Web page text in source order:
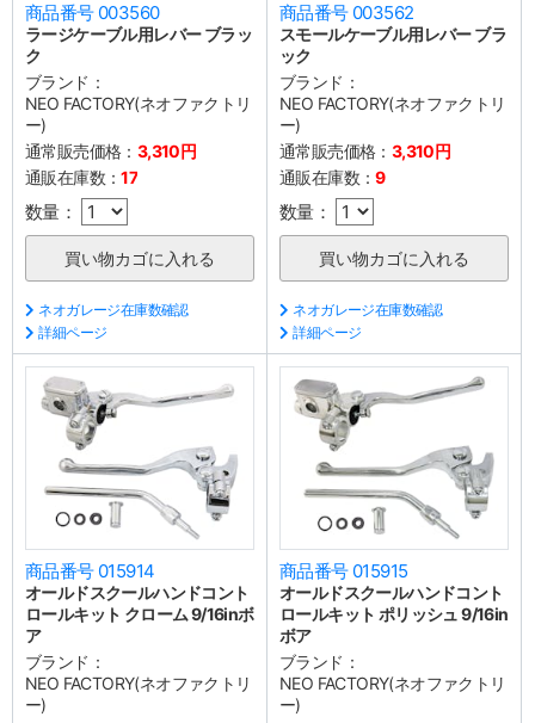
商品番号 003560
ラージケーブル用レバー ブラッ
ク
ブランド：
NEO FACTORY(ネオファクトリ
ー)
通常販売価格： 3,310円
通販在庫数：17
数量：
ネオガレージ在庫数確認
詳細ページ
商品番号 003562
スモールケーブル用レバー ブラ
ック
ブランド：
NEO FACTORY(ネオファクトリ
ー)
通常販売価格： 3,310円
通販在庫数：9
数量：
ネオガレージ在庫数確認
詳細ページ
商品番号 015914
オールドスクールハンドコント
ロールキット クローム 9/16inボ
ア
ブランド：
NEO FACTORY(ネオファクトリ
ー)
商品番号 015915
オールドスクールハンドコント
ロールキット ポリッシュ 9/16in
ボア
ブランド：
NEO FACTORY(ネオファクトリ
ー)